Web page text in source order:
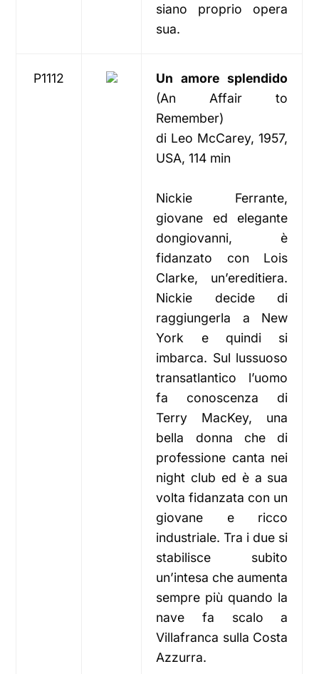
siano proprio opera
sua.
P1112
Un amore splendido
(An Affair to
Remember)
di Leo McCarey, 1957,
USA, 114 min
Nickie Ferrante,
giovane ed elegante
dongiovanni, è
fidanzato con Lois
Clarke, un’ereditiera.
Nickie decide di
raggiungerla a New
York e quindi si
imbarca. Sul lussuoso
transatlantico l’uomo
fa conoscenza di
Terry MacKey, una
bella donna che di
professione canta nei
night club ed è a sua
volta fidanzata con un
giovane e ricco
industriale. Tra i due si
stabilisce subito
un’intesa che aumenta
sempre più quando la
nave fa scalo a
Villafranca sulla Costa
Azzurra.